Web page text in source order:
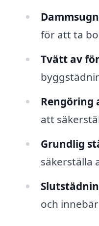
för att ta
Tvätt av
Rengöring
att
Grundlig
säkerställa
och